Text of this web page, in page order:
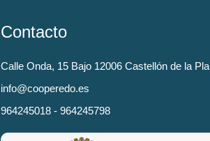
Contacto
Calle Onda, 15 Bajo 12006 Castellón de la
info@cooperedo.es
964245018 - 964245798